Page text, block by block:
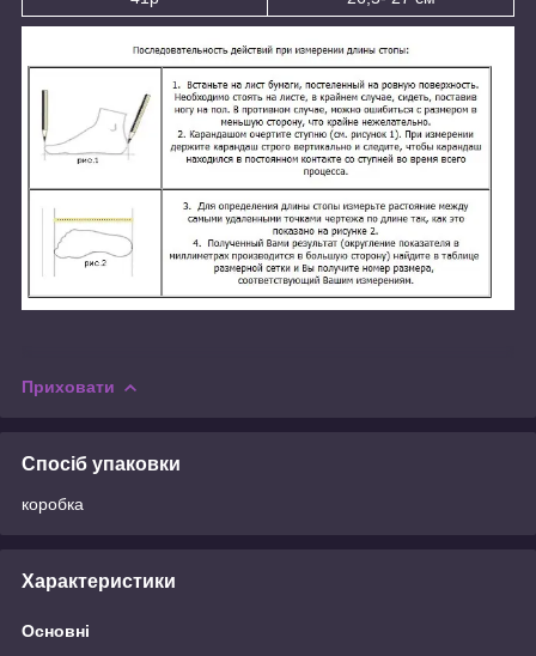
Приховати
Спосіб упаковки
коробка
Характеристики
Основні